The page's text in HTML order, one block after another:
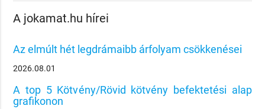
A jokamat.hu hírei
Az elmúlt hét legdrámaibb árfolyam csökkenései
2026.08.01
A top 5 Kötvény/Rövid kötvény befektetési alap
grafikonon